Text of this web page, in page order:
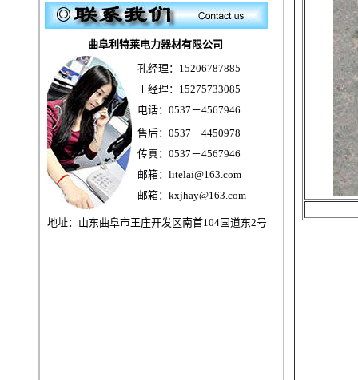
曲阜利特莱电力器材有限公司
孔经理：15206787885
王经理：15275733085
电话：0537－4567946
售后：0537－4450978
传真：0537－4567946
邮箱：litelai@163.com
邮箱：kxjhay@163.com
地址：山东曲阜市王庄开发区南首104国道东2号